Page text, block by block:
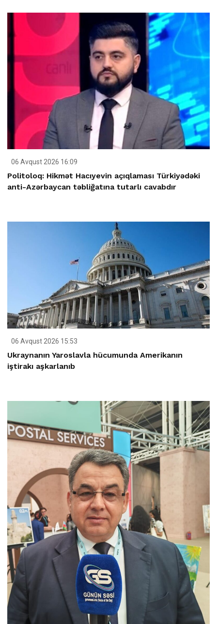
06 Avqust 2026 16:09
Politoloq: Hikmət Hacıyevin açıqlaması Türkiyədəki
anti-Azərbaycan təbliğatına tutarlı cavabdır
06 Avqust 2026 15:53
Ukraynanın Yaroslavla hücumunda Amerikanın
iştirakı aşkarlanıb